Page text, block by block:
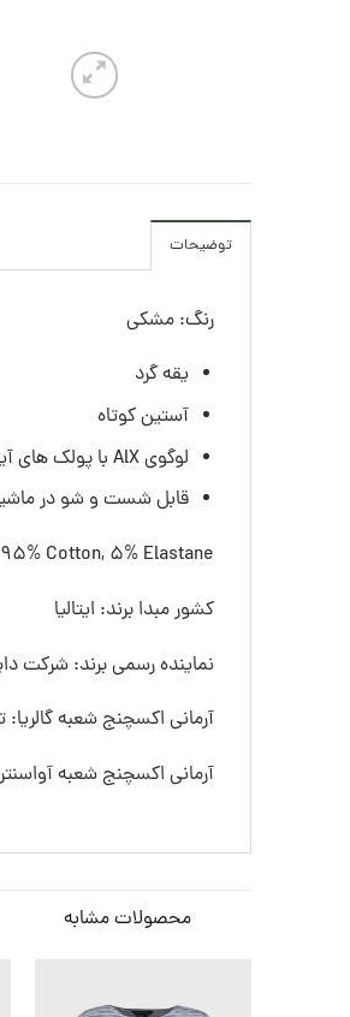
توضیحات
رنگ: مشکی
یقه گرد
آستین کوتاه
لوگوی AlX با پولک های آینه ای جلو سینه
قابل شست و شو در
Cotton, 5% Elastane
کشور مبدا برند: ایتالیا
نماینده رسمی برند: شرکت
آرمانی اکسچنج شعبه گالریا:
آرمانی اکسچنج شعبه
محصولات مشابه